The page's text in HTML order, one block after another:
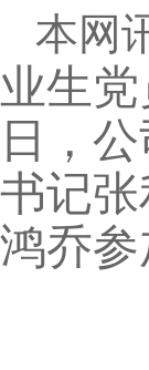
本网
业生
日，
书记
鸿乔参